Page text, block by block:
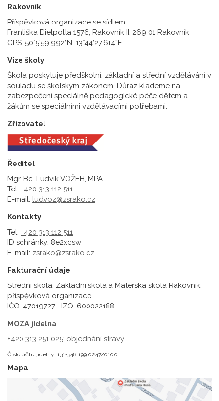
Rakovník
Příspěvková organizace se sídlem:
Františka Dielpolta 1576, Rakovník II, 269 01 Rakovník
GPS: 50°5’59.992”N, 13°44’27.614”E
Vize školy
Škola poskytuje předškolní, základní a střední vzdělávání v
souladu se školským zákonem. Důraz klademe na
zabezpečení speciálně pedagogické péče dětem a
žákům se speciálními vzdělávacími potřebami.
Zřizovatel
Ředitel
Mgr. Bc. Ludvík VOŽEH, MPA
Tel: +420 313 112 511
E-mail: ludvoz@zsrako.cz
Kontakty
Tel: +420 313 112 511
ID schránky: 8e2xcsw
E-mail: zsrako@zsrako.cz
Fakturační údaje
Střední škola, Základní škola a Mateřská škola Rakovník,
příspěvková organizace
IČO: 47019727 IZO: 600022188
MOZA jídelna
+420 313 251 025; objednání stravy
Číslo účtu jídelny: 131-348 199 0247/0100
Mapa